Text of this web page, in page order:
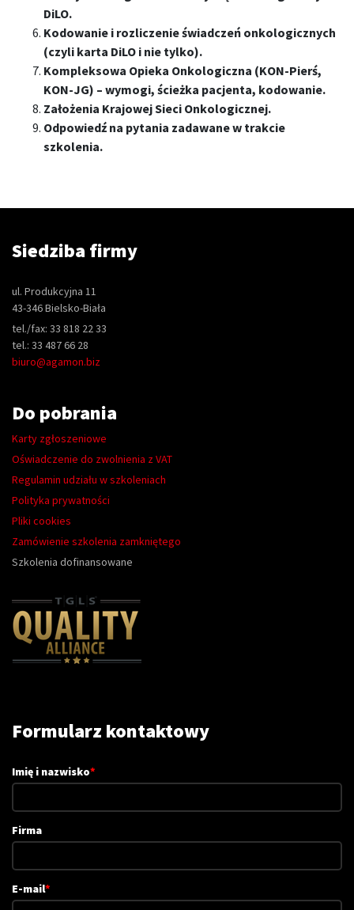
DiLO.
Kodowanie i rozliczenie świadczeń onkologicznych
(czyli karta DiLO i nie tylko).
Kompleksowa Opieka Onkologiczna (KON-Pierś,
KON-JG) – wymogi, ścieżka pacjenta, kodowanie.
Założenia Krajowej Sieci Onkologicznej.
Odpowiedź na pytania zadawane w trakcie
szkolenia.
Siedziba firmy
ul. Produkcyjna 11
43-346 Bielsko-Biała
tel./fax: 33 818 22 33
tel.: 33 487 66 28
biuro@agamon.biz
Do pobrania
Karty zgłoszeniowe
Oświadczenie do zwolnienia z VAT
Regulamin udziału w szkoleniach
Polityka prywatności
Pliki cookies
Zamówienie szkolenia zamkniętego
Szkolenia dofinansowane
Formularz kontaktowy
Imię i nazwisko*
Firma
E-mail*